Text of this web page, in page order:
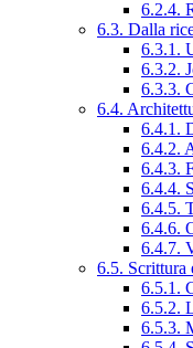
6.2.4.
6.3. Dalla
6.3.1.
6.3.2.
6.3.3.
6.4.
6.4.1.
6.4.2.
6.4.3.
6.4.4.
6.4.5.
6.4.6.
6.4.7.
6.5. Scrittura
6.5.1.
6.5.2.
6.5.3.